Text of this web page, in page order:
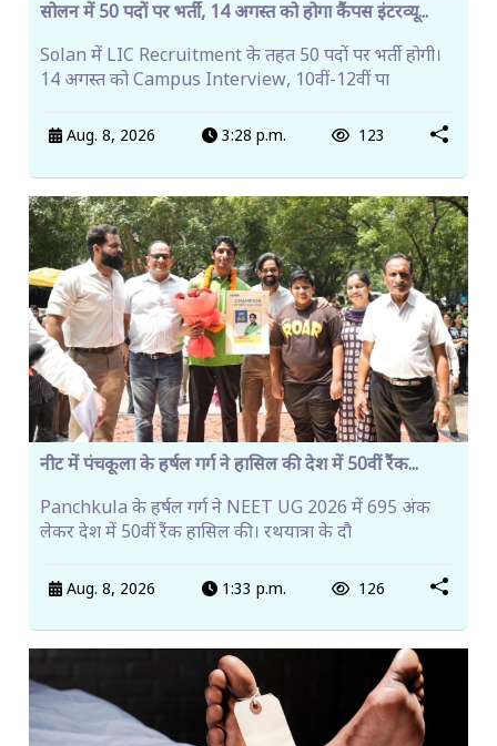
सोलन में 50 पदों पर भर्ती, 14 अगस्त को होगा कैंपस इंटरव्यू...
Solan में LIC Recruitment के तहत 50 पदों पर भर्ती होगी।
14 अगस्त को Campus Interview, 10वीं-12वीं पा
Aug. 8, 2026 3:28 p.m. 123
नीट में पंचकूला के हर्षल गर्ग ने हासिल की देश में 50वीं रैंक...
Panchkula के हर्षल गर्ग ने NEET UG 2026 में 695 अंक
लेकर देश में 50वीं रैंक हासिल की। रथयात्रा के दौ
Aug. 8, 2026 1:33 p.m. 126